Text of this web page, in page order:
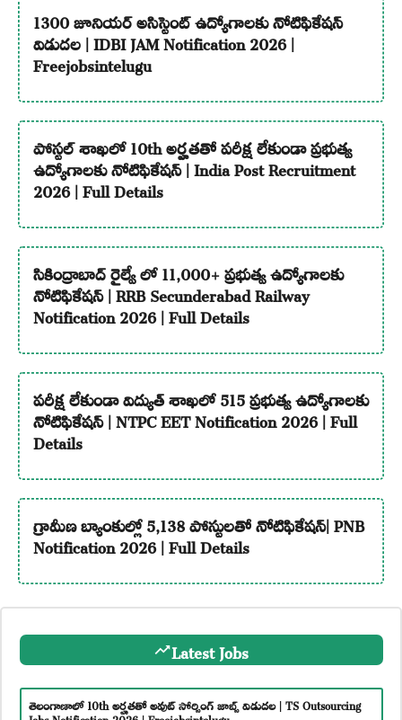
1300 జూనియర్ అసిస్టెంట్ ఉద్యోగాలకు నోటిఫికేషన్
విడుదల | IDBI JAM Notification 2026 |
Freejobsintelugu
పోస్టల్ శాఖలో 10th అర్హతతో పరీక్ష లేకుండా ప్రభుత్వ
ఉద్యోగాలకు నోటిఫికేషన్ | India Post Recruitment
2026 | Full Details
సికింద్రాబాద్ రైల్వే లో 11,000+ ప్రభుత్వ ఉద్యోగాలకు
నోటిఫికేషన్ | RRB Secunderabad Railway
Notification 2026 | Full Details
పరీక్ష లేకుండా విద్యుత్ శాఖలో 515 ప్రభుత్వ ఉద్యోగాలకు
నోటిఫికేషన్ | NTPC EET Notification 2026 | Full
Details
గ్రామీణ బ్యాంకుల్లో 5,138 పోస్టులతో నోటిఫికేషన్| PNB
Notification 2026 | Full Details
Latest Jobs
తెలంగాణాలో 10th అర్హతతో అవుట్ సోర్సింగ్ జాబ్స్ విడుదల | TS Outsourcing